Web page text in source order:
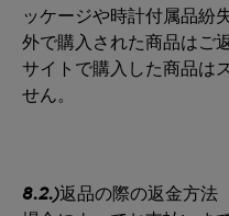
ッケージや時計付属品紛
外で購入された商品はご
サイトで購入した商品は
せん。
8.2.)返品の際の返金方法